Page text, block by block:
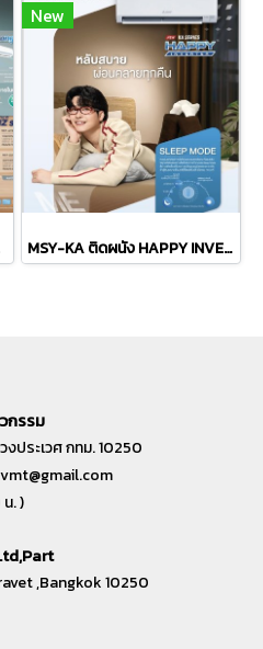
New
MSY-KA ติดผนัง HAPPY INVERTER
กรรม
ประเวศ กทม. 10250
. )
,Bangkok 10250